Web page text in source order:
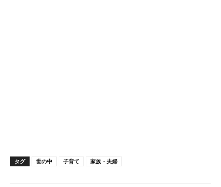
タグ 世の中 子育て 家族・夫婦